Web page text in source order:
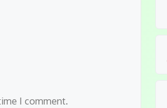
I comment.